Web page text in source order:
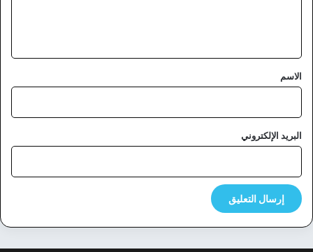
*
الاسم
البريد الإلكتروني